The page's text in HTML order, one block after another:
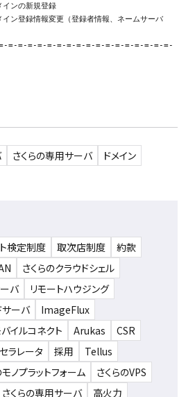
新規登録
報変更（登録者情報、ネームサーバ
さくらの専用サーバ ドメイン
検定制度 取次店制度
約款
さくらのクラウドシェル
バ
リモートハウジング
サーバ
ImageFlux
イルコネクト
Arukas
CSR
ラレータ
採用
Tellus
モノプラットフォーム
さくらのVPS
さくらの専用サーバ
高火力